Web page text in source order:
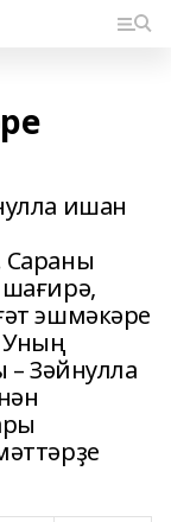
ишан
Сараны
эшмәкәре
Уның
– Зәйнулла